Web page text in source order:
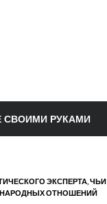
СВОИМИ РУКАМИ
ЭКСПЕРТА, ЧЬИ
ОТНОШЕНИЙ